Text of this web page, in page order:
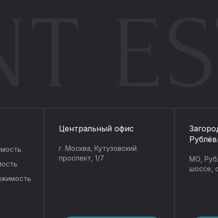
Центральный офис
г. Москва, Кутузовский
проспект, 1/7
МО,
шоссе,